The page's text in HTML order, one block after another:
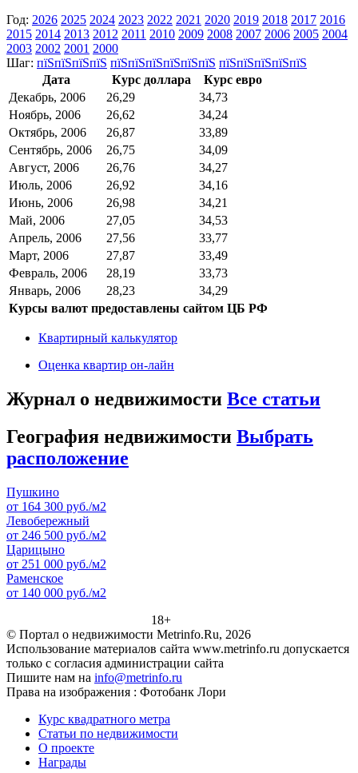
Год: 2026 2025 2024 2023 2022 2021 2020 2019 2018 2017 2016
2015 2014 2013 2012 2011 2010 2009 2008 2007 2006 2005 2004
2003 2002 2001 2000
Шаг: пїЅпїЅпїЅпїЅ пїЅпїЅпїЅпїЅпїЅпїЅ пїЅпїЅпїЅпїЅпїЅ
Дата
Курс доллара
Курс евро
Декабрь, 2006
26,29
34,73
Ноябрь, 2006
26,62
34,24
Октябрь, 2006
26,87
33,89
Сентябрь, 2006
26,75
34,09
Август, 2006
26,76
34,27
Июль, 2006
26,92
34,16
Июнь, 2006
26,98
34,21
Май, 2006
27,05
34,53
Апрель, 2006
27,56
33,77
Март, 2006
27,87
33,49
Февраль, 2006
28,19
33,73
Январь, 2006
28,23
34,29
Курсы валют предоставлены сайтом ЦБ РФ
Квартирный калькулятор
Оценка квартир он-лайн
Журнал о недвижимости Все статьи
География недвижимости Выбрать
расположение
Пушкино
от 164 300 руб./м2
Левобережный
от 246 500 руб./м2
Царицыно
от 251 000 руб./м2
Раменское
от 140 000 руб./м2
18+
© Портал о недвижимости Metrinfo.Ru, 2026
Использование материалов сайта www.metrinfo.ru допускается
только с согласия администрации сайта
Пишите нам на info@metrinfo.ru
Права на изображения : Фотобанк Лори
Курс квадратного метра
Статьи по недвижимости
О проекте
Награды